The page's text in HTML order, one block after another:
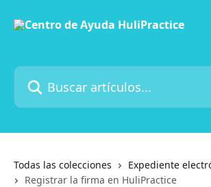
Buscar artículos...
Todas las colecciones Expediente
Registrar la firma en HuliPractice